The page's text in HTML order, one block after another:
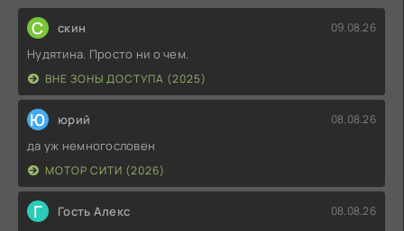
С скин 09.08.26
Нудятина. Просто ни о чем.
ВНЕ ЗОНЫ ДОСТУПА (2025)
Ю юрий 08.08.26
да уж немногословен
МОТОР СИТИ (2026)
Г Гость Алекс 08.08.26